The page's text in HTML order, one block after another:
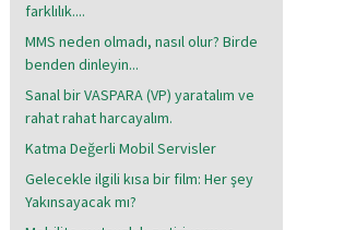
farklılık....
MMS neden olmadı, nasıl olur? Birde
benden dinleyin...
Sanal bir VASPARA (VP) yaratalım ve
rahat rahat harcayalım.
Katma Değerli Mobil Servisler
Gelecekle ilgili kısa bir film: Her şey
Yakınsayacak mı?